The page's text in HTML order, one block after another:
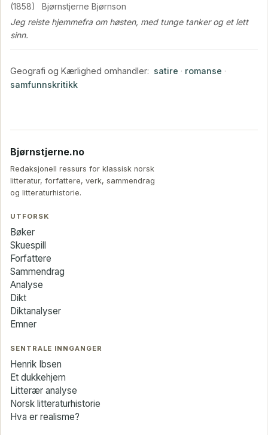
(1858)
Bjørnstjerne Bjørnson
Jeg reiste hjemmefra om høsten, med tunge tanker og et lett
sinn.
Geografi og Kærlighed omhandler: satire · romanse ·
samfunnskritikk
Bjørnstjerne.no
Redaksjonell ressurs for klassisk norsk
litteratur, forfattere, verk, sammendrag
og litteraturhistorie.
UTFORSK
Bøker
Skuespill
Forfattere
Sammendrag
Analyse
Dikt
Diktanalyser
Emner
SENTRALE INNGANGER
Henrik Ibsen
Et dukkehjem
Litterær analyse
Norsk litteraturhistorie
Hva er realisme?